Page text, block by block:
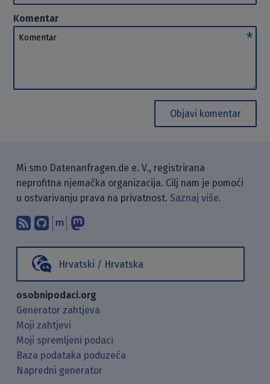
Komentar
Komentar
Objavi komentar
Mi smo Datenanfragen.de e. V., registrirana
neprofitna njemačka organizacija. Cilj nam je pomoći
u ostvarivanju prava na privatnost. Saznaj više.
Pretplati se na naš blog koristeći
Pronađi nas na GitHubu.
Raspravljaj s nama putem
Hrvatski / Hrvatska
osobnipodaci.org
Generator zahtjeva
Moji zahtjevi
Moji spremljeni podaci
Baza podataka poduzeća
Napredni generator